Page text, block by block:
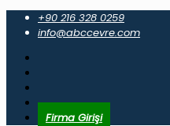
+90 216 328 0259
info@abccevre.com
Firma Girişi